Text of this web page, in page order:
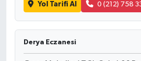
Yol Tarifi Al 0 (212) 758
Derya Eczanesi